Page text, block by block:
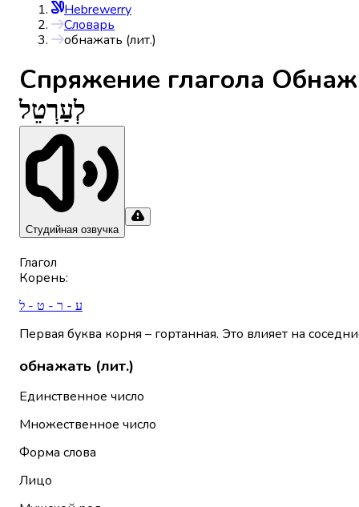
Hebrewerry
Словарь
обнажать (лит.)
Спряжениe глагола
לְעַרְטֵל
Студийная озвучка
Глагол
Корень:
ע - ר - ט - ל
Первая буква корня – гортанная. Это влияет на
обнажать (лит.)
Единственное число
Множественное число
Форма слова
Лицо